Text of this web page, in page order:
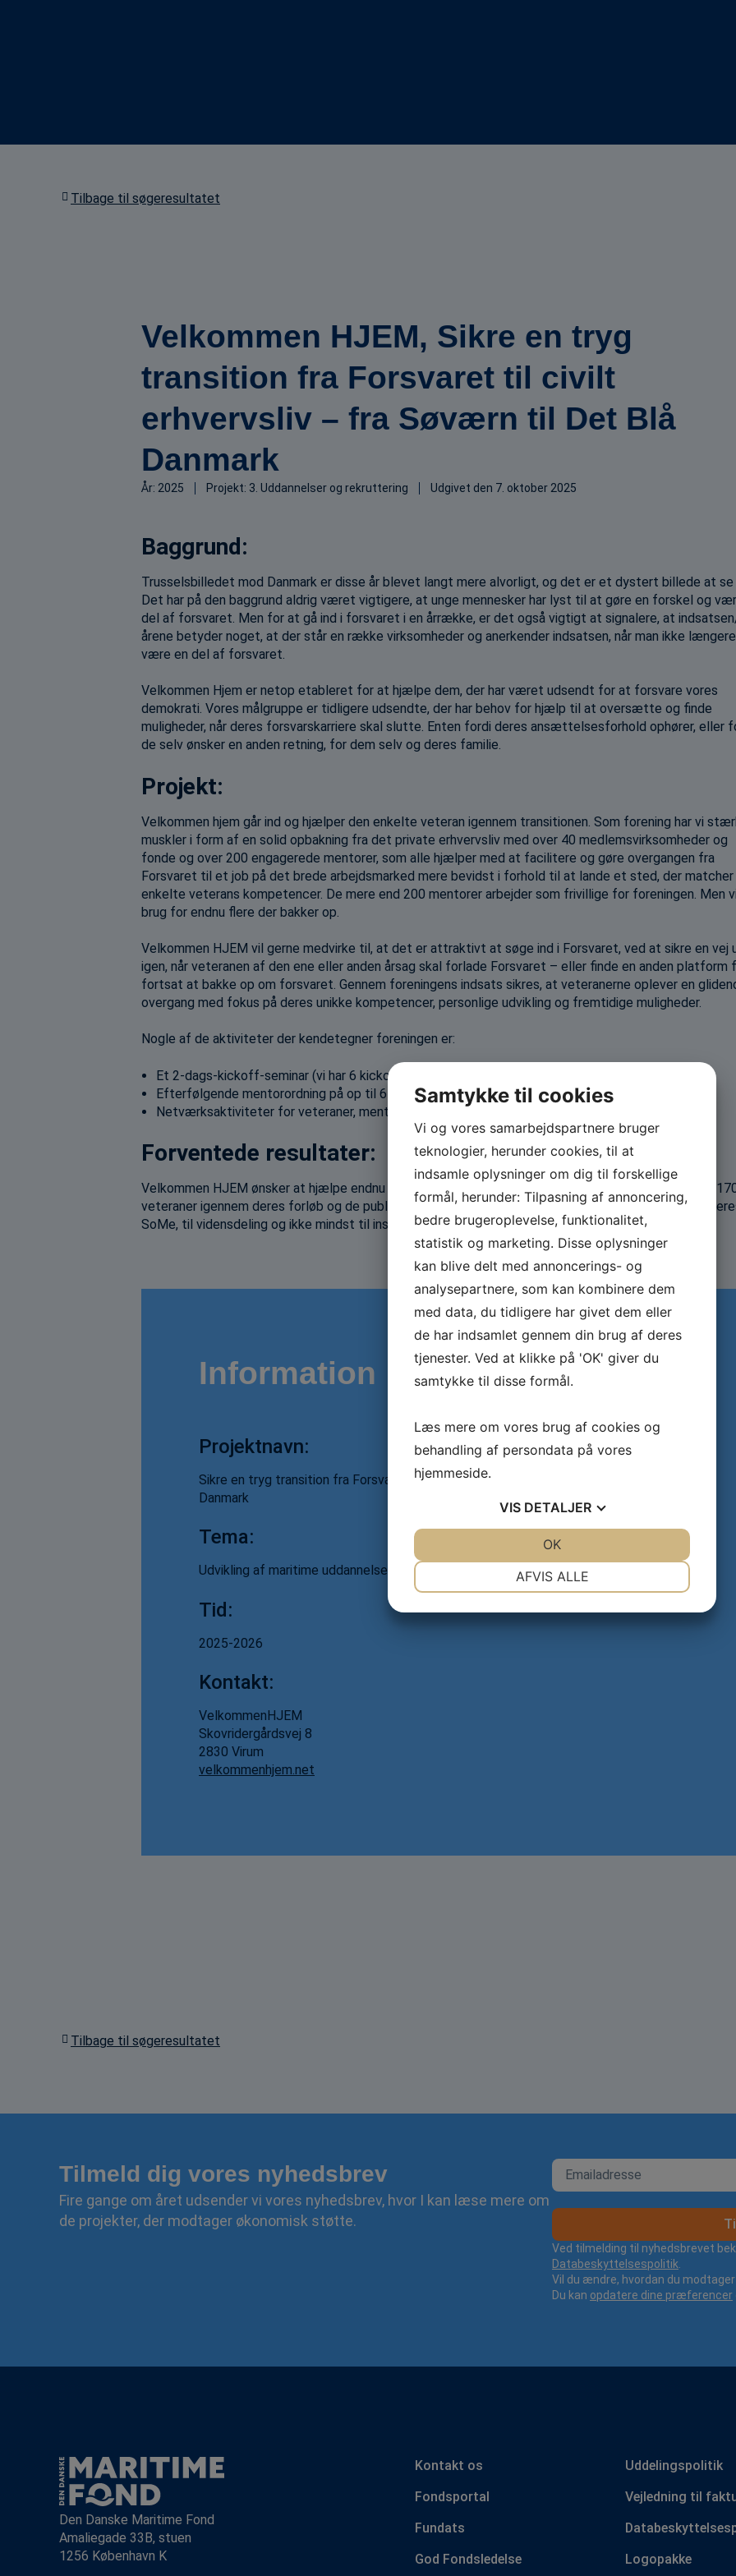
Tilbage til søgeresultatet
Velkommen HJEM, Sikre en tryg
transition fra Forsvaret til civilt
erhvervsliv – fra Søværn til Det Blå
Danmark
År: 2025 Projekt: 3. Uddannelser og rekruttering Udgivet den 7. oktober 2025
Baggrund:
Trusselsbilledet mod Danmark er disse år blevet langt mere alvorligt, og det er et dystert billede at se
Det har på den baggrund aldrig været vigtigere, at unge mennesker har lyst til at gøre en forskel og
del af forsvaret. Men for at gå ind i forsvaret i en årrække, er det også vigtigt at signalere, at
årene betyder noget, at der står en række virksomheder og anerkender indsatsen, når man ikke
være en del af forsvaret.
Velkommen Hjem er netop etableret for at hjælpe dem, der har været udsendt for at forsvare vores
demokrati. Vores målgruppe er tidligere udsendte, der har behov for hjælp til at oversætte og finde
muligheder, når deres forsvarskarriere skal slutte. Enten fordi deres ansættelsesforhold ophører, eller
de selv ønsker en anden retning, for dem selv og deres familie.
Projekt:
Velkommen hjem går ind og hjælper den enkelte veteran igennem transitionen. Som forening har vi
muskler i form af en solid opbakning fra det private erhvervsliv med over 40 medlemsvirksomheder og
fonde og over 200 engagerede mentorer, som alle hjælper med at facilitere og gøre overgangen fra
Forsvaret til et job på det brede arbejdsmarked mere bevidst i forhold til at lande et sted, der matcher
enkelte veterans kompetencer. De mere end 200 mentorer arbejder som frivillige for foreningen. Men
brug for endnu flere der bakker op.
Velkommen HJEM vil gerne medvirke til, at det er attraktivt at søge ind i Forsvaret, ved at sikre en vej
igen, når veteranen af den ene eller anden årsag skal forlade Forsvaret – eller finde en anden platform
fortsat at bakke op om forsvaret. Gennem foreningens indsats sikres, at veteranerne oplever en
overgang med fokus på deres unikke kompetencer, personlige udvikling og fremtidige muligheder.
Nogle af de aktiviteter der kendetegner foreningen er:
Et 2-dags-kickoff-seminar (vi har 6 kickoff om året)
Efterfølgende mentorordning på op til 6 måneders varighed
Netværksaktiviteter for veteraner, mentorer og medlemsvirksomheder.
Forventede resultater:
Velkommen HJEM ønsker at hjælpe endnu flere veteraner, da behovet er stigende. De har haft over
veteraner igennem deres forløb og de publicerer hver uge stærke resultater i form af en artikel på
SoMe, til vidensdeling og ikke mindst til inspiration for andre.
Information
Projektnavn:
Sikre en tryg transition fra Forsvaret til civilt erhvervsliv – fra Søværn til Det Blå
Danmark
Tema:
Udvikling af maritime uddannelser og rekruttering
Tid:
2025-2026
Kontakt:
VelkommenHJEM
Skovridergårdsvej 8
2830 Virum
velkommenhjem.net
Tilbage til søgeresultatet
Tilmeld dig vores nyhedsbrev
Fire gange om året udsender vi vores nyhedsbrev, hvor I kan læse mere om
de projekter, der modtager økonomisk støtte.
Ved tilmelding til nyhedsbrevet
Databeskyttelsespolitik
Vil du ændre, hvordan du
Du kan opdatere dine præferencer
Den Danske Maritime Fond
Amaliegade 33B, stuen
1256 København K
Kontakt os
Fondsportal
Fundats
God Fondsledelse
Uddelingspolitik
Vejledning til
Logopakke
Samtykke til cookies
Vi og vores samarbejdspartnere bruger
teknologier, herunder cookies, til at
indsamle oplysninger om dig til forskellige
formål, herunder: Tilpasning af annoncering,
bedre brugeroplevelse, funktionalitet,
statistik og marketing. Disse oplysninger
kan blive delt med annoncerings- og
analysepartnere, som kan kombinere dem
med data, du tidligere har givet dem eller
de har indsamlet gennem din brug af deres
tjenester. Ved at klikke på 'OK' giver du
samtykke til disse formål.
Læs mere om vores brug af cookies og
behandling af persondata på vores
hjemmeside.
VIS DETALJER
AFVIS ALLE
OK